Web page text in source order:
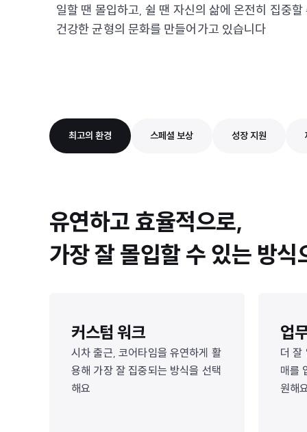
일할 땐 몰입하고, 쉴 땐 자신의 삶에 온전히 집중할
건강한 균형의 문화를 만들어가고 있습니다
최고의 환경 스페셜 보상 성장 지원
유연하고 효율적으로,
가장 잘 몰입할 수 있는 방식
커스텀 워크
시차 출근, 코어타임을 유연하게 활
용해 가장 잘 집중되는 방식을 선택
해요
업
더 잘
매를
원해